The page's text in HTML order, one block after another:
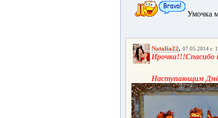
Умочка
Natalia22, 07.05.2014 г.
Ирочка!!!Спасибо
Наступающим